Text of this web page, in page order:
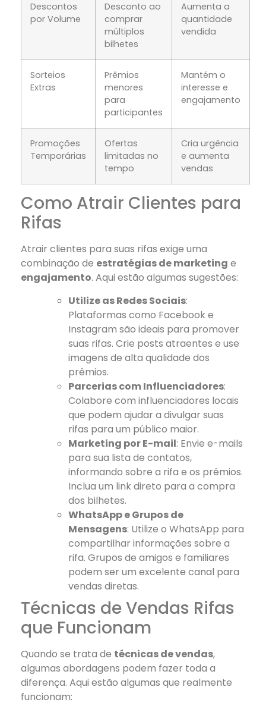
Descontos
por Volume
Desconto ao
comprar
múltiplos
bilhetes
Aumenta a
quantidade
vendida
Sorteios
Extras
Prêmios
menores
para
participantes
Mantém o
interesse e
engajamento
Promoções
Temporárias
Ofertas
limitadas no
tempo
Cria urgência
e aumenta
vendas
Como Atrair Clientes para
Rifas
Atrair clientes para suas rifas exige uma
combinação de estratégias de marketing e
engajamento. Aqui estão algumas sugestões:
Utilize as Redes Sociais:
Plataformas como Facebook e
Instagram são ideais para promover
suas rifas. Crie posts atraentes e use
imagens de alta qualidade dos
prêmios.
Parcerias com Influenciadores:
Colabore com influenciadores locais
que podem ajudar a divulgar suas
rifas para um público maior.
Marketing por E-mail: Envie e-mails
para sua lista de contatos,
informando sobre a rifa e os prêmios.
Inclua um link direto para a compra
dos bilhetes.
WhatsApp e Grupos de
Mensagens: Utilize o WhatsApp para
compartilhar informações sobre a
rifa. Grupos de amigos e familiares
podem ser um excelente canal para
vendas diretas.
Técnicas de Vendas Rifas
que Funcionam
Quando se trata de técnicas de vendas,
algumas abordagens podem fazer toda a
diferença. Aqui estão algumas que realmente
funcionam: